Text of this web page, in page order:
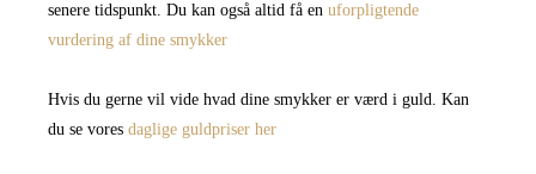
senere tidspunkt. Du kan også altid få en uforpligtende
vurdering af dine smykker
Hvis du gerne vil vide hvad dine smykker er værd i guld. Kan
du se vores daglige guldpriser her